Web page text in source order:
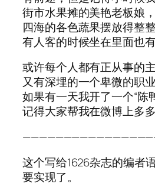
街市水果摊的美艳老板娘
四海的各色蔬果摆放得整
有人客的时候坐在里面也
或许每个人都有正从事的
又有深埋的一个卑微的职
如果有一天我开了一个“陈
记得大家帮我在微博上多多
这个写给1626杂志的编者
要实现了。